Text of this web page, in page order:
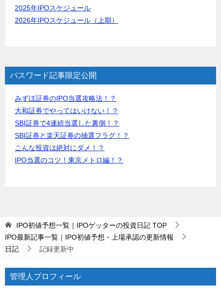
2025年IPOスケジュール
2026年IPOスケジュール（上期）
パスワード記事限定公開
みずほ証券のIPO当選攻略法！？
大和証券でやってはいけない！？
SBI証券で4連続当選した裏側！？
SBI証券と楽天証券の抽選フラグ！？
こんな投資は絶対にダメ！？
IPO当選のコツ！東京メトロ編！？
IPO初値予想一覧｜IPOゲッターの投資日記 TOP
IPO最新記事一覧｜IPO初値予想・上場承認の更新情報
日記
記録更新中
管理人プロフィール